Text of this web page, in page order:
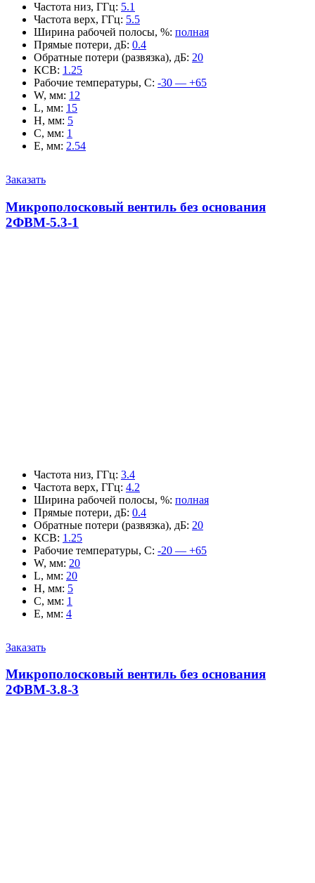
Частота низ, ГГц: 5.1
Частота верх, ГГц: 5.5
Ширина рабочей полосы, %: полная
Прямые потери, дБ: 0.4
Обратные потери (развязка), дБ: 20
КСВ: 1.25
Рабочие температуры, С: -30 — +65
W, мм: 12
L, мм: 15
H, мм: 5
C, мм: 1
E, мм: 2.54
Заказать
Микрополосковый вентиль без основания
2ФВМ-5.3-1
Частота низ, ГГц: 3.4
Частота верх, ГГц: 4.2
Ширина рабочей полосы, %: полная
Прямые потери, дБ: 0.4
Обратные потери (развязка), дБ: 20
КСВ: 1.25
Рабочие температуры, С: -20 — +65
W, мм: 20
L, мм: 20
H, мм: 5
C, мм: 1
E, мм: 4
Заказать
Микрополосковый вентиль без основания
2ФВМ-3.8-3